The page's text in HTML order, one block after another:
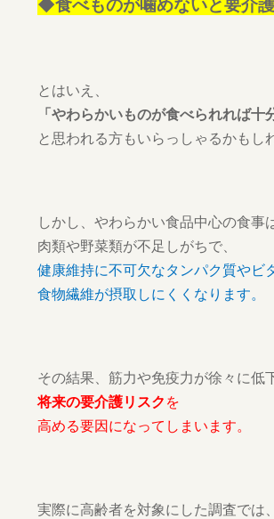
とはいえ、
「やわらかいものが食べられれば十
と思われる方もいらっしゃるかもし
しかし、やわらかい食品中心の食事
肉類や野菜類が不足しがちで、
健康維持に不可欠なタンパク質やビ
食物繊維が摂取しにくくなります。
その結果、筋力や免疫力が徐々に低
将来の要介護リスク を
高める要因になってしまいます。
実際に高齢者を対象にした調査では、